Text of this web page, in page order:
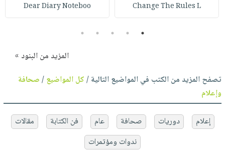
Change The Rules L
Dear Diary Noteboo
1
2
3
4
5
المزيد من البنود »
تصفح المزيد من الكتب في المواضيع التالية /كل المواضيع/صحافة
وإعلام
إعلام دوريات صحافة عام فن الكتابة
مقالات
ندوات ومؤتمرات